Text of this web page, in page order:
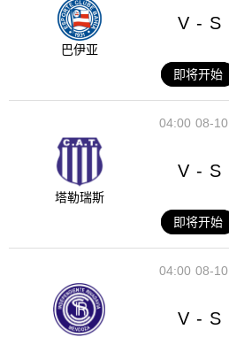
巴伊亚
V - S
即将开始
08-10
04:00
塔勒瑞斯
V - S
即将开始
08-10
04:00
V - S